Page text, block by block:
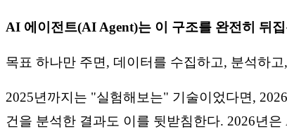
AI 에이전트(AI Agent)는 이 구조를 완전히 뒤
목표 하나만 주면, 데이터를 수집하고, 분석하
2025년까지는 "실험해보는" 기술이었다면,
건을 분석한 결과도 이를 뒷받침한다. 2026년